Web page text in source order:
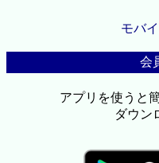
モバ
会
アプリを使うと
ダウン